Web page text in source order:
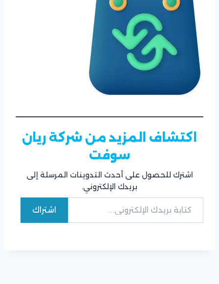
اكتشاف المزيد من شركة ريان
سوفت
اشترك للحصول على أحدث التدوينات المرسلة إلى
بريدك الإلكتروني.
كتابة بريدك الإلكتروني...
اشتراك